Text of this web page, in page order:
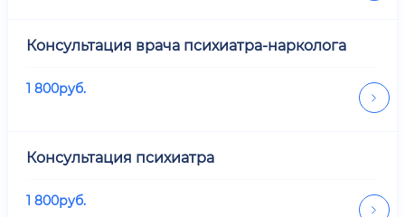
Консультация врача психиатра-нарколога
1 800руб.
Консультация психиатра
1 800руб.